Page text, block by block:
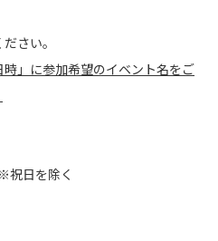
さい。
時」に参加希望のイベント名をご
日を除く